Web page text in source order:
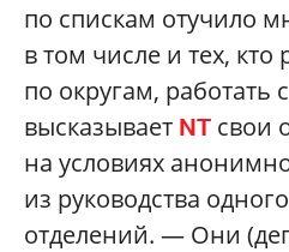
по спискам отучило
в том числе и тех,
по округам,
высказывает NT свои
на условиях
из руководства
отделений. — Они